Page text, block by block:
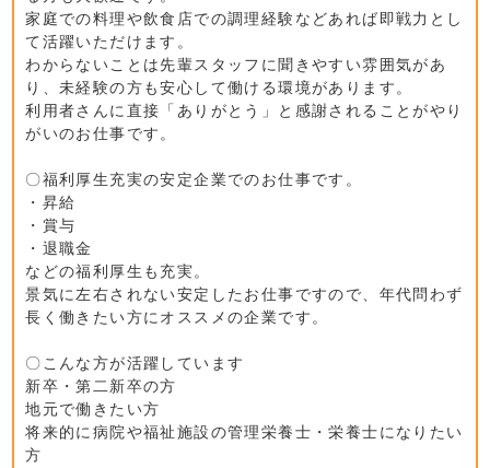
家庭での料理や飲食店での調理経験などあれば即戦力とし
て活躍いただけます。
わからないことは先輩スタッフに聞きやすい雰囲気があ
り、未経験の方も安心して働ける環境があります。
利用者さんに直接「ありがとう」と感謝されることがやり
がいのお仕事です。
〇福利厚生充実の安定企業でのお仕事です。
・昇給
・賞与
・退職金
などの福利厚生も充実。
景気に左右されない安定したお仕事ですので、年代問わず
長く働きたい方にオススメの企業です。
〇こんな方が活躍しています
新卒・第二新卒の方
地元で働きたい方
将来的に病院や福祉施設の管理栄養士・栄養士になりたい
方